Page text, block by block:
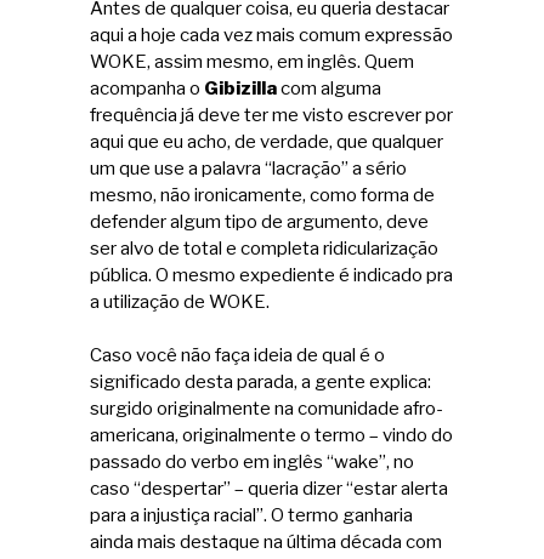
Antes de qualquer coisa, eu queria destacar
aqui a hoje cada vez mais comum expressão
WOKE, assim mesmo, em inglês. Quem
acompanha o Gibizillacom alguma
frequência já deve ter me visto escrever por
aqui que eu acho, de verdade, que qualquer
um que use a palavra “lacração” a sério
mesmo, não ironicamente, como forma de
defender algum tipo de argumento, deve
ser alvo de total e completa ridicularização
pública. O mesmo expediente é indicado pra
a utilização de WOKE.
Caso você não faça ideia de qual é o
significado desta parada, a gente explica:
surgido originalmente na comunidade afro-
americana, originalmente o termo – vindo do
passado do verbo em inglês “wake”, no
caso “despertar” – queria dizer “estar alerta
para a injustiça racial”. O termo ganharia
ainda mais destaque na última década com